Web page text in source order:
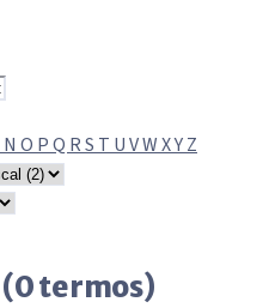
N O PQ RS T UVWXYZ
(0 termos)